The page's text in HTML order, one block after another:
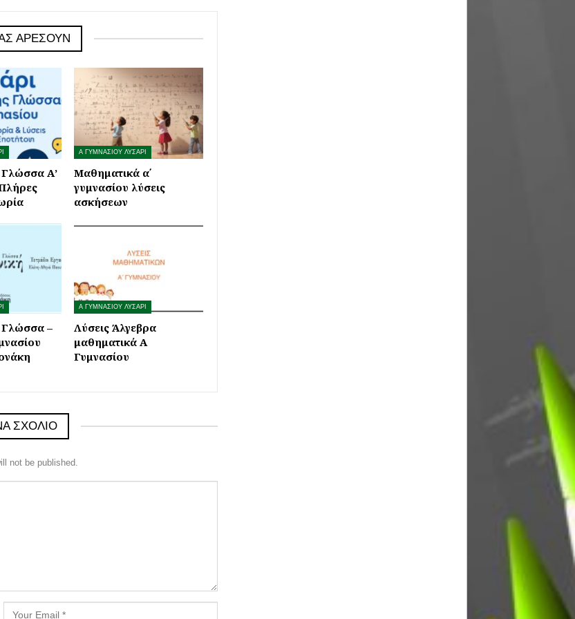
ΑΡΈΣΟΥΝ
Γλώσσα Α’
Α ΓΥΜΝΑΣΙΟΥ ΛΥΣΑΡΙ
Μαθηματικά α΄
γυμνασίου λύσεις
ασκήσεων
Γλώσσα –
Α ΓΥΜΝΑΣΙΟΥ ΛΥΣΑΡΙ
Λύσεις Άλγεβρα
μαθηματικά Α
Γυμνασίου
ΣΧΌΛΙΟ
not be published.